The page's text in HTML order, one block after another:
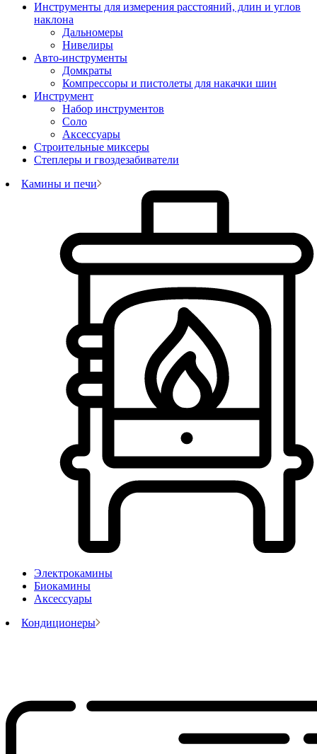
Инструменты для измерения расстояний, длин и углов
наклона
Дальномеры
Нивелиры
Авто-инструменты
Домкраты
Компрессоры и пистолеты для накачки шин
Инструмент
Набор инструментов
Соло
Аксессуары
Строительные миксеры
Степлеры и гвоздезабиватели
Камины и печи
Электрокамины
Биокамины
Аксессуары
Кондиционеры